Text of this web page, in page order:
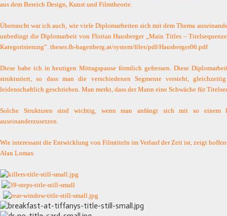
aus dem Bereich Design, Kunst und Filmtheorie.
Überrascht war ich auch, wie viele Diplomarbeiten sich mit dem Thema
unbedingt die Diplomarbeit von Florian Hausberger „Main Titles –
Kategorisierung“. theses.fh-hagenberg.at/system/files/pdf/Hausberger06.pdf
Diese habe ich in heutigen Mittagspause förmlich gefressen. Diese
strukturiert, so dass man die verschiedenen Segmente versteht,
leidenschaftlich geschrieben. Man merkt, dass der Mann eine Schwäche für
Solche Strukturen sind wichtig, wenn man anfängt sich mit so einem
auseinanderzusetzen.
Wie interessant die Entwicklung von Filmtiteln im Verlauf der Zeit ist, zeigt
Alan Lomax